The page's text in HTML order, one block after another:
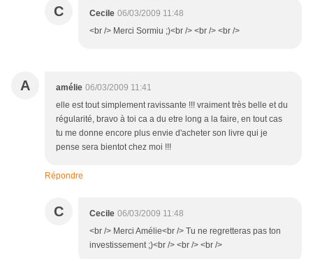
C Cecile 06/03/2009 11:48
<br /> Merci Sormiu ;)<br /> <br /> <br />
A amélie 06/03/2009 11:41
elle est tout simplement ravissante !!! vraiment très belle et du
régularité, bravo à toi ca a du etre long a la faire, en tout cas
tu me donne encore plus envie d'acheter son livre qui je
pense sera bientot chez moi !!!
Répondre
C Cecile 06/03/2009 11:48
<br /> Merci Amélie<br /> Tu ne regretteras pas ton
investissement ;)<br /> <br /> <br />